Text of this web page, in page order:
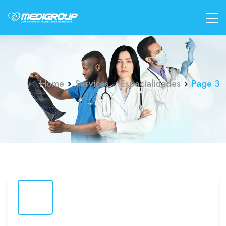
Home Services Especialidades Page 3